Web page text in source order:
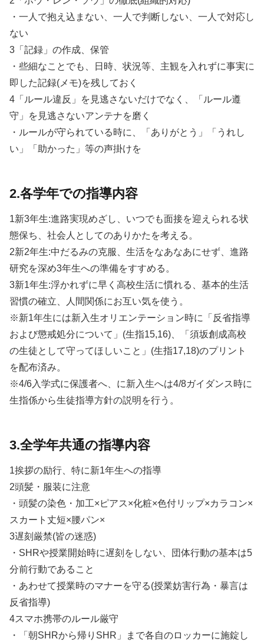
・一人で抱え込まない、一人で判断しない、一人で対応し
ない
3「記録」の作成、保管
・些細なことでも、日時、状況等、主観を入れずに事実に
即した記録(メモ)を残しておく
4「ルール違反」を見逃さないだけでなく、「ルール遵
守」を見逃さないアンテナを磨く
・ルールが守られている時に、「ありがとう」「うれし
い」「助かった」等の声掛けを
2.各学年での指導内容
1新3年生:進路実現めざし、いつでも面接を迎えられる状
態保ち、社会人としてのありかたを考える。
2新2年生:中だるみの克服、生活をなあなあにせず、進路
研究を深め3年生への準備をすすめる。
3新1年生:浮かれずに早く高校生活に慣れる、基本的生活
習慣の確立、人間関係にお互い気を使う。
※新1年生には新入生オリエンテーション時に「反省指導
および懲戒処分について」(生指15,16)、「須坂創成高校
の生徒として守ってほしいこと」(生指17,18)のプリント
を配布済み。
※4/6入学式に保護者へ、に新入生へは4/8ガイダンス時に
生指係から生徒指導方針の説明を行う。
3.全学年共通の指導内容
1挨拶の励行、特に新1年生への指導
2頭髪・服装に注意
・頭髪の染色・加工×ピアス×化粧×色付リップ×カラコン×
スカート丈短×腰パン×
3遅刻厳禁(皆の迷惑)
・SHRや授業開始時に遅刻をしない、団体行動の基本は5
分前行動であること
・あわせて授業時のマナーを守る(授業妨害行為・暴言は
反省指導)
4スマホ携帯のルール厳守
・「朝SHRから帰りSHR」まで各自のロッカーに施錠し